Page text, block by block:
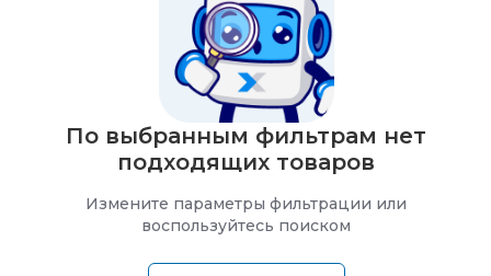
По выбранным фильтрам нет
подходящих товаров
Измените параметры фильтрации или
воспользуйтесь поиском